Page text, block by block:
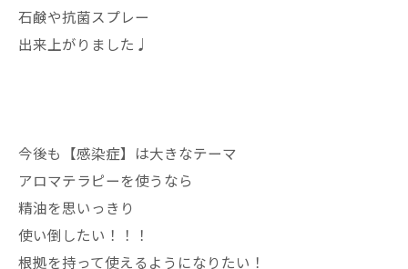
石鹸や抗菌スプレー
出来上がりました♩
今後も【感染症】は大きなテーマ
アロマテラピーを使うなら
精油を思いっきり
使い倒したい！！！
根拠を持って使えるようになりたい！